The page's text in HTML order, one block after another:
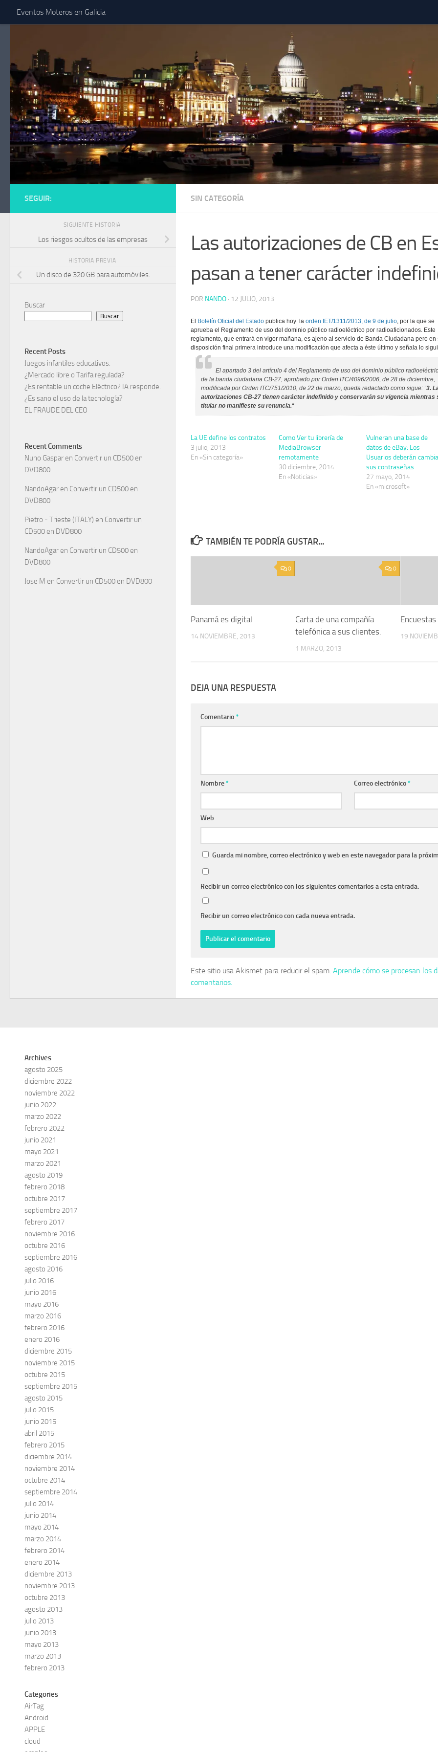
Saltar al contenido
Eventos Moteros en Galicia
SIN CATEGORÍA
Las autorizaciones de CB en
pasan a tener carácter
POR NANDO · 12 JULIO, 2013
El Boletín Oficial del Estado publica hoy la orden IET/1311/2013, de 9 de julio, por la que se
aprueba el Reglamento de uso del dominio público radioeléctrico por radioaficionados. Este
reglamento, que entrará en vigor mañana, es ajeno al servicio de Banda Ciudadana pero en
disposición final primera introduce una modificación que afecta a éste último y señala lo
El apartado 3 del artículo 4 del Reglamento de uso del dominio público
de la banda ciudadana CB-27, aprobado por Orden ITC/4096/2006, de 28 de diciembre,
modificada por Orden ITC/751/2010, de 22 de marzo, queda redactado como sigue: “3.
autorizaciones CB-27 tienen carácter indefinido y conservarán su vigencia mientras
titular no manifieste su renuncia.“
La UE define los contratos
3 julio, 2013
En «Sin categoría»
Como Ver tu librería de
MediaBrowser
remotamente
30 diciembre, 2014
En «Noticias»
Vulneran una base de
datos de eBay: Los
Usuarios deberán
sus contraseñas
27 mayo, 2014
En «microsoft»
TAMBIÉN TE PODRÍA GUSTAR...
0
Panamá es digital
14 NOVIEMBRE, 2013
0
Carta de una compañía
telefónica a sus clientes.
1 MARZO, 2013
Encuestas
19
DEJA UNA RESPUESTA
Comentario*
Nombre* Correo electrónico*
Web
Guarda mi nombre, correo electrónico y web en este navegador para la
Recibir un correo electrónico con los siguientes comentarios a esta entrada.
Recibir un correo electrónico con cada nueva entrada.
Este sitio usa Akismet para reducir el spam. Aprende cómo se procesan los
comentarios.
SEGUIR:
SIGUIENTE HISTORIA
Los riesgos ocultos de las empresas
HISTORIA PREVIA
Un disco de 320 GB para automóviles.
Buscar
Buscar
Recent Posts
Juegos infantiles educativos.
¿Mercado libre o Tarifa regulada?
¿Es rentable un coche Eléctrico? IA responde.
¿Es sano el uso de la tecnología?
EL FRAUDE DEL CEO
Recent Comments
Nuno Gaspar en Convertir un CD500 en
DVD800
NandoAgar en Convertir un CD500 en
DVD800
Pietro - Trieste (ITALY) en Convertir un
CD500 en DVD800
NandoAgar en Convertir un CD500 en
DVD800
Jose M en Convertir un CD500 en DVD800
Archives
agosto 2025
diciembre 2022
noviembre 2022
junio 2022
marzo 2022
febrero 2022
junio 2021
mayo 2021
marzo 2021
agosto 2019
febrero 2018
octubre 2017
septiembre 2017
febrero 2017
noviembre 2016
octubre 2016
septiembre 2016
agosto 2016
julio 2016
junio 2016
mayo 2016
marzo 2016
febrero 2016
enero 2016
diciembre 2015
noviembre 2015
octubre 2015
septiembre 2015
agosto 2015
julio 2015
junio 2015
abril 2015
febrero 2015
diciembre 2014
noviembre 2014
octubre 2014
septiembre 2014
julio 2014
junio 2014
mayo 2014
marzo 2014
febrero 2014
enero 2014
diciembre 2013
noviembre 2013
octubre 2013
agosto 2013
julio 2013
junio 2013
mayo 2013
marzo 2013
febrero 2013
Categories
AirTag
Android
APPLE
cloud